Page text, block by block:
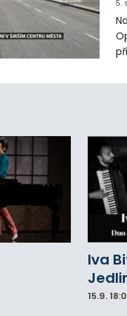
5.
Iva
15.9.